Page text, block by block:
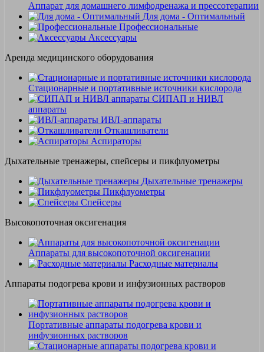
Аппарат для домашнего лимфодренажа и прессотерапии
Для дома - Оптимальный
Профессиональные
Аксессуары
Аренда медицинского оборудования
Стационарные и портативные источники кислорода
СИПАП и НИВЛ
аппараты
ИВЛ-аппараты
Откашливатели
Аспираторы
Дыхательные тренажеры, спейсеры и пикфлуометры
Дыхательные тренажеры
Пикфлуометры
Спейсеры
Высокопоточная оксигенация
Аппараты для высокопоточной оксигенации
Расходные материалы
Аппараты подогрева крови и инфузионных растворов
Портативные аппараты подогрева крови и
инфузионных растворов